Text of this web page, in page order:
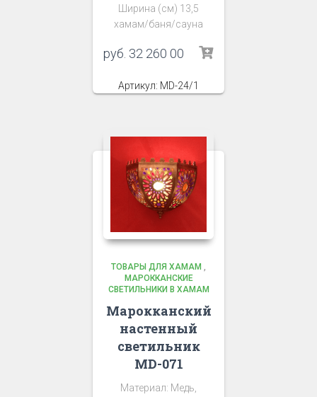
Ширина (см) 13,5
хамам/баня/сауна
руб. 32 260 00
Артикул: MD-24/1
ТОВАРЫ ДЛЯ ХАМАМ ,
МАРОККАНСКИЕ
СВЕТИЛЬНИКИ В ХАМАМ
Марокканский
настенный
светильник
MD-071
Материал: Медь,